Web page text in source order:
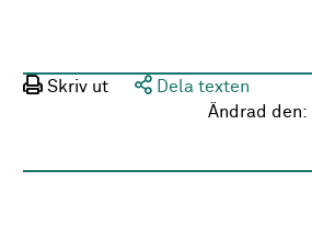
Skriv ut
Dela texten
Ändrad den: